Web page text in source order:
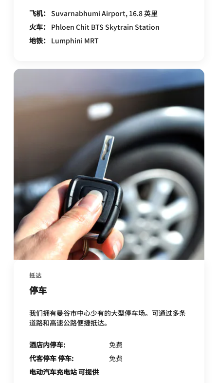
飞机： Suvarnabhumi Airport, 16.8 英里
火车： Phloen Chit BTS Skytrain Station
地铁： Lumphini MRT
抵达
停车
我们拥有曼谷市中心少有的大型停车场。可通过多条
道路和高速公路便捷抵达。
酒店内停车:
免费
代客停车 停车:
免费
电动汽车充电站 可提供